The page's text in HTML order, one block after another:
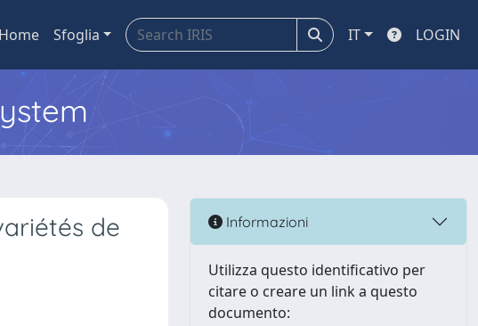
Home Sfoglia IT LOGIN
de
Informazioni
Utilizza questo identificativo per
citare o creare un link a questo
documento: